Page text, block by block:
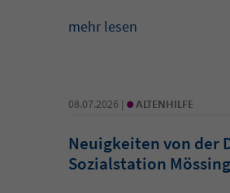
mehr lesen
08.07.2026 | •ALTENHILFE
Neuigkeiten von der
Sozialstation